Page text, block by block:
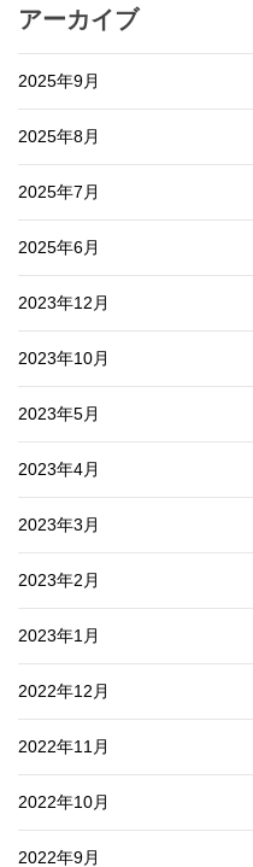
アーカイブ
2025年9月
2025年8月
2025年7月
2025年6月
2023年12月
2023年10月
2023年5月
2023年4月
2023年3月
2023年2月
2023年1月
2022年12月
2022年11月
2022年10月
2022年9月